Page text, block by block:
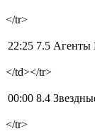
</tr>
22:25 7.5 Агенты
</td></tr>
00:00 8.4
</tr>